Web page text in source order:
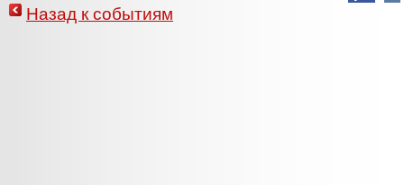
Назад к событиям